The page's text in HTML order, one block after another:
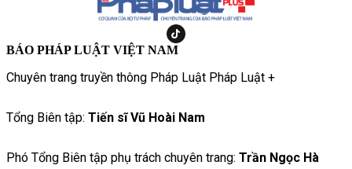
BÁO PHÁP LUẬT VIỆT NAM
Chuyên trang truyền thông Pháp Luật Pháp Luật +
Tổng Biên tập: Tiến sĩ Vũ Hoài Nam
Phó Tổng Biên tập phụ trách chuyên trang: Trần Ngọc Hà